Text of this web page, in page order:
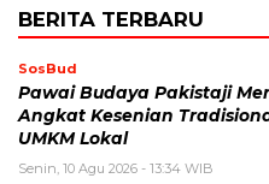
BERITA TERBARU
SosBud
Pawai Budaya Pakistaji
Angkat Kesenian
UMKM Lokal
Senin, 10 Agu 2026 - 13:34 WIB